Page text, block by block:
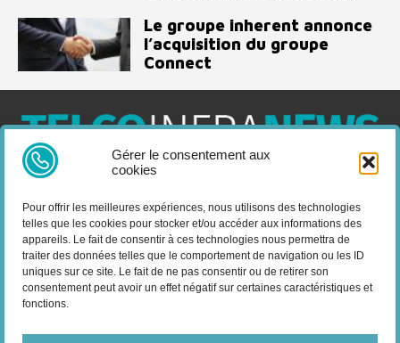
Gérer le consentement aux
cookies
Pour offrir les meilleures expériences, nous utilisons des technologies
telles que les cookies pour stocker et/ou accéder aux informations des
appareils. Le fait de consentir à ces technologies nous permettra de
traiter des données telles que le comportement de navigation ou les ID
uniques sur ce site. Le fait de ne pas consentir ou de retirer son
consentement peut avoir un effet négatif sur certaines caractéristiques et
fonctions.
Le groupe inherent annonce
l’acquisition du groupe
Connect
Telco Infra News est un média dédié aux acteurs des télécoms
services, des news, des déploiements, des évènements, des
livres blancs et les nominations du secteur. Retrouvez toutes les
informations sur les innovations en domaine des
télécommunications.
Vous cherchez quelque chose ?